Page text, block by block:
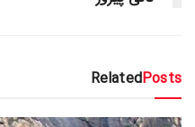
RelatedPosts